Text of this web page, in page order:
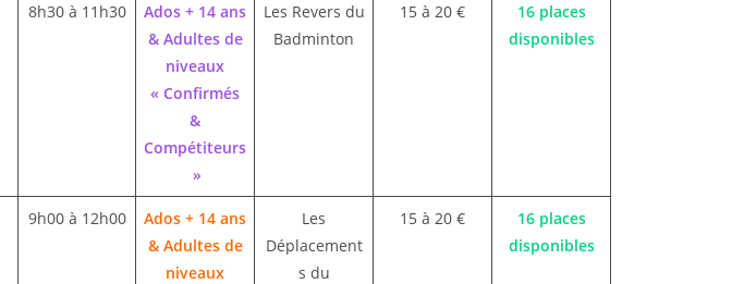
8h30 à 11h30
Ados + 14 ans
& Adultes de
niveaux
« Confirmés
&
Compétiteurs
»
Les Revers du
Badminton
15 à 20 €
16 places
disponibles
9h00 à 12h00
Ados + 14 ans
& Adultes de
niveaux
Les
Déplacement
s du
15 à 20 €
16 places
disponibles